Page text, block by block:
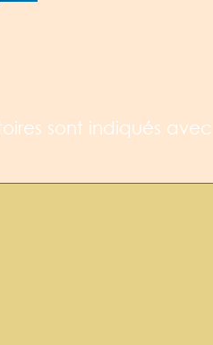
sont indiqués avec